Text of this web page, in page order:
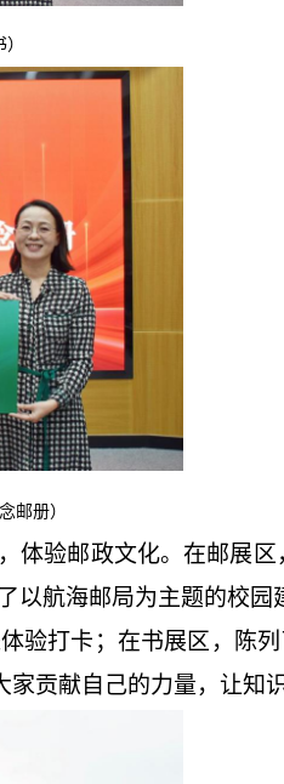
邮册）
体验邮政文化。在邮展区
以航海邮局为主题的校园
验打卡；在书展区，陈列
贡献自己的力量，让知